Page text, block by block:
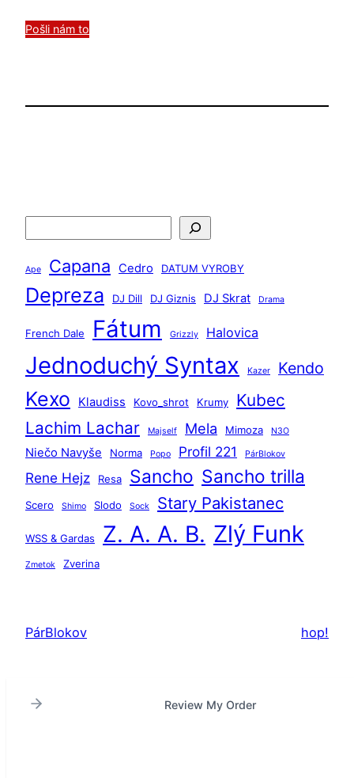
Pošli nám to
a
d
a
ť
Ape Capana Cedro DATUM VYROBY
Depreza DJ Dill DJ Giznis DJ Skrat Drama
French Dale Fátum Grizzly Halovica
Jednoduchý Syntax Kazer Kendo
Kexo Klaudiss Kovo_shrot Krumy
Kubec
Lachim Lachar
Majself Mela Mimoza N3O
Niečo Navyše Norma Popo Profil 221 PárBlokov
Rene Hejz Resa Sancho Sancho trilla
Scero Shimo Slodo Sock Stary Pakistanec
WSS & Gardas Z. A. A. B. Zlý Funk
Zmetok Zverina
PárBlokov hop!
Review My Order